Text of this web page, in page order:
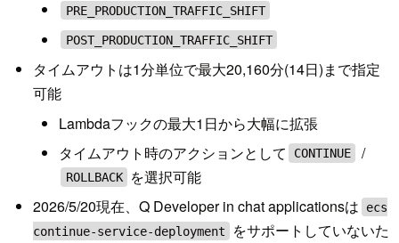
PRE_PRODUCTION_TRAFFIC_SHIFT
POST_PRODUCTION_TRAFFIC_SHIFT
タイムアウトは1分単位で最大20,160分(14日)まで指定
可能
Lambdaフックの最大1日から大幅に拡張
タイムアウト時のアクションとして
CONTINUE /
ROLLBACK
を選択可能
2026/5/20現在、Q Developer in chat applicationsは
ecs
continue-service-deployment
をサポートしていないた